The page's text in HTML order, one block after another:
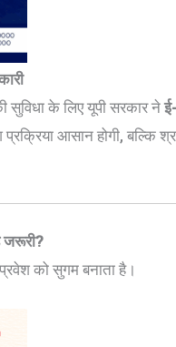
सुविधा के लिए यूपी सरकार ने
आसान होगी, बल्कि
जरूरी?
को सुगम बनाता है।